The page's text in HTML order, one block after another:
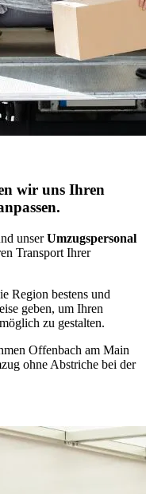
wir uns Ihren
unserUmzugspersonal
Transport Ihrer
Region bestens und
geben, um Ihren
zu gestalten.
Offenbach am Main
ohne Abstriche bei der